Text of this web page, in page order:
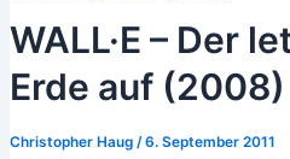
WALL·E – Der
Erde auf (2008)
Christopher Haug /6. September 2011